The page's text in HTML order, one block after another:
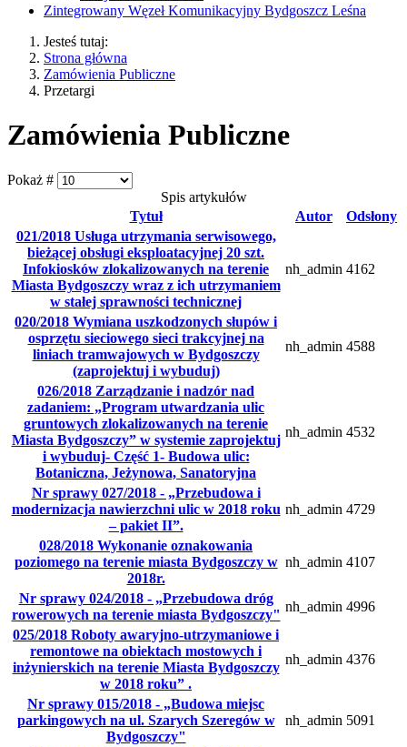
Zintegrowany Węzeł Komunikacyjny Bydgoszcz Leśna
Jesteś tutaj:
Strona główna
Zamówienia Publiczne
Przetargi
Zamówienia Publiczne
Pokaż #
Spis artykułów
Tytuł
Autor
Odsłony
021/2018 Usługa utrzymania serwisowego,
bieżącej obsługi eksploatacyjnej 20 szt.
Infokiosków zlokalizowanych na terenie
Miasta Bydgoszczy wraz z ich utrzymaniem
w stałej sprawności technicznej
nh_admin 4162
020/2018 Wymiana uszkodzonych słupów i
osprzętu sieciowego sieci trakcyjnej na
liniach tramwajowych w Bydgoszczy
(zaprojektuj i wybuduj)
nh_admin 4588
026/2018 Zarządzanie i nadzór nad
zadaniem: „Program utwardzania ulic
gruntowych zlokalizowanych na terenie
Miasta Bydgoszczy” w systemie zaprojektuj
i wybuduj- Część 1- Budowa ulic:
Botaniczna, Jeżynowa, Sanatoryjna
nh_admin 4532
Nr sprawy 027/2018 - „Przebudowa i
modernizacja nawierzchni ulic w 2018 roku
– pakiet II”.
nh_admin 4729
028/2018 Wykonanie oznakowania
poziomego na terenie miasta Bydgoszczy w
2018r.
nh_admin 4107
Nr sprawy 024/2018 - „Przebudowa dróg
rowerowych na terenie miasta Bydgoszczy"
nh_admin 4996
025/2018 Roboty awaryjno-utrzymaniowe i
remontowe na obiektach mostowych i
inżynierskich na terenie Miasta Bydgoszczy
w 2018 roku” .
nh_admin 4376
Nr sprawy 015/2018 - „Budowa miejsc
parkingowych na ul. Szarych Szeregów w
Bydgoszczy"
nh_admin 5091